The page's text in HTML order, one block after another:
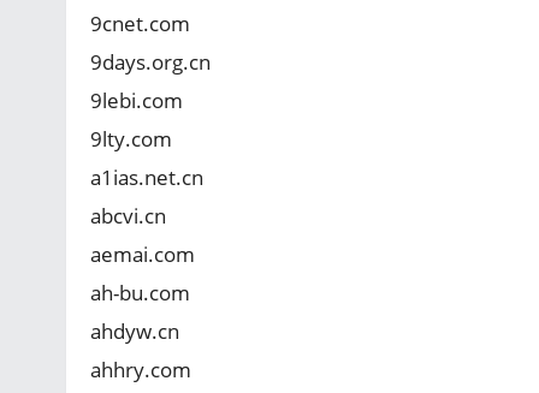
9cnet.com
9days.org.cn
9lebi.com
9lty.com
a1ias.net.cn
abcvi.cn
aemai.com
ah-bu.com
ahdyw.cn
ahhry.com